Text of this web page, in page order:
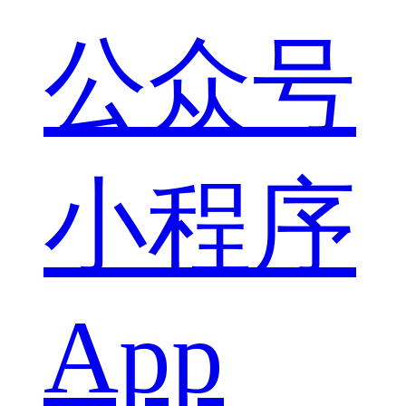
公众号
小程序
App